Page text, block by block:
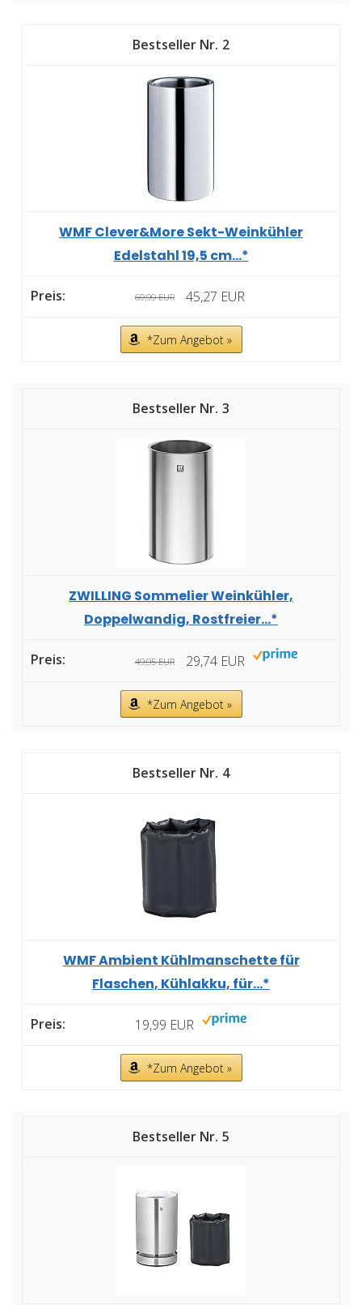
2
WMF Clever&More Sekt-Weinkühler
Edelstahl 19,5 cm...*
69,99 EUR 45,27 EUR
*Zum Angebot »
3
ZWILLING Sommelier Weinkühler,
Doppelwandig, Rostfreier...*
49,95 EUR 29,74 EUR
*Zum Angebot »
4
WMF Ambient Kühlmanschette für
Flaschen, Kühlakku, für...*
19,99 EUR
*Zum Angebot »
5